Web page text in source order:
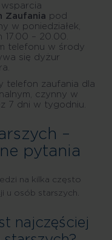
Zaufania pod
w poniedziałek,
– 20.00.
telefonu w środy
się dyżur
telefon zaufania dla
czynny w
7 dni w tygodniu.
–
pytania
na kilka często
u osób starszych.
najczęściej